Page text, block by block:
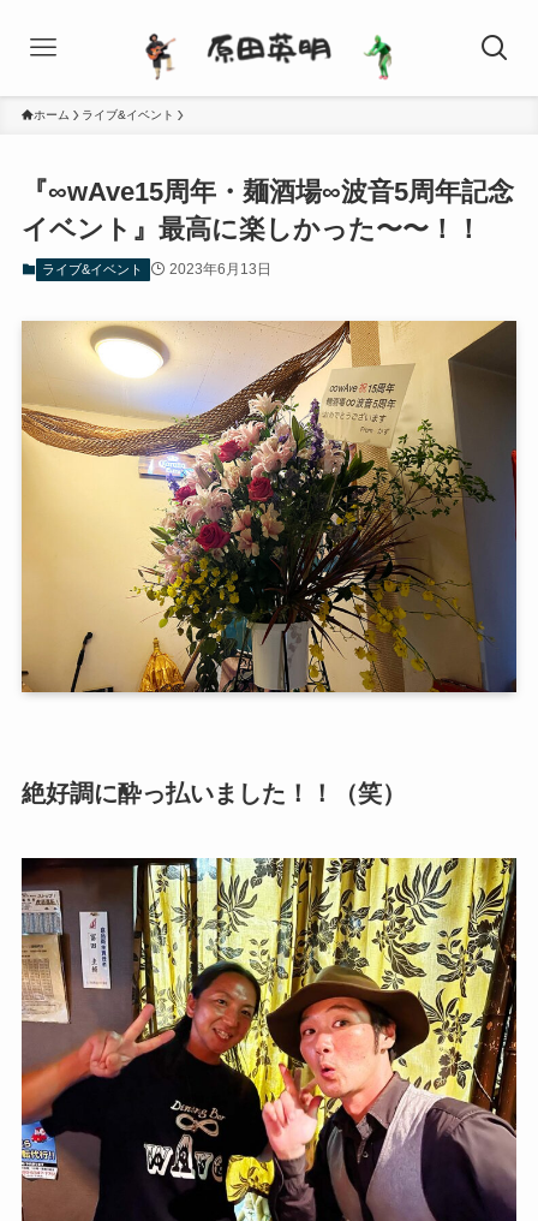
ホーム ライブ&イベント
『∞wAve15周年・麺酒場∞波音5周年記念
イベント』最高に楽しかった〜〜！！
ライブ&イベント 2023年6月13日
絶好調に酔っ払いました！！（笑）